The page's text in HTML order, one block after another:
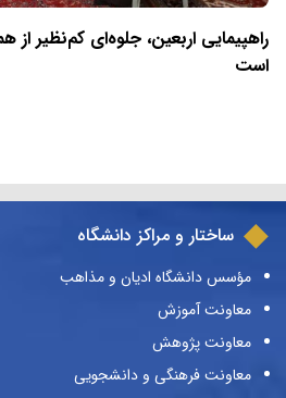
راهپیمایی اربعین، جلوه‌ای کم‌نظیر
است
ساختار و مراکز دانشگاه
مؤسس دانشگاه ادیان و مذاهب
معاونت آموزش
معاونت پژوهش
معاونت فرهنگی و دانشجویی